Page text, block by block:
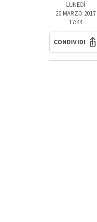
LUNEDÌ
20 MARZO 2017
17:44
CONDIVIDI